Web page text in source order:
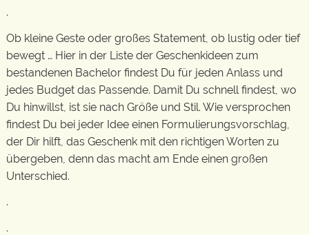
.
Ob kleine Geste oder großes Statement, ob lustig oder tief
bewegt … Hier in der Liste der Geschenkideen zum
bestandenen Bachelor findest Du für jeden Anlass und
jedes Budget das Passende. Damit Du schnell findest, wo
Du hinwillst, ist sie nach Größe und Stil. Wie versprochen
findest Du bei jeder Idee einen Formulierungsvorschlag,
der Dir hilft, das Geschenk mit den richtigen Worten zu
übergeben, denn das macht am Ende einen großen
Unterschied.
.
.